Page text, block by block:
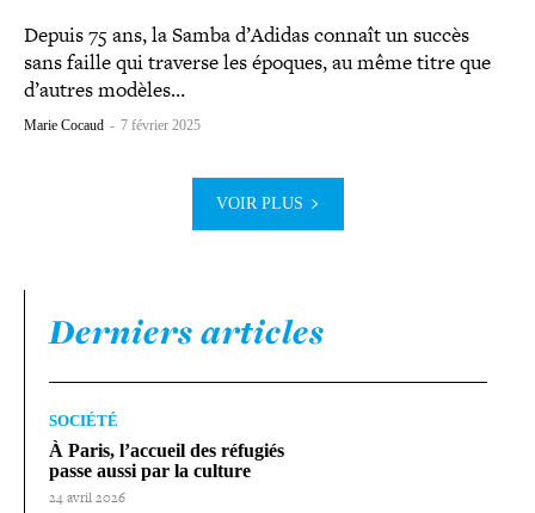
Depuis 75 ans, la Samba d’Adidas connaît un succès
sans faille qui traverse les époques, au même titre que
d’autres modèles…
Marie Cocaud - 7 février 2025
VOIR PLUS
Derniers articles
SOCIÉTÉ
À Paris, l’accueil des réfugiés
passe aussi par la culture
24 avril 2026